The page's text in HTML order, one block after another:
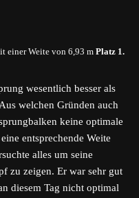
einer Weite von 6,93 m Platz 1.
wesentlich besser als
welchen Gründen auch
keine optimale
entsprechende Weite
alles um seine
zu zeigen. Er war sehr gut
diesem Tag nicht optimal